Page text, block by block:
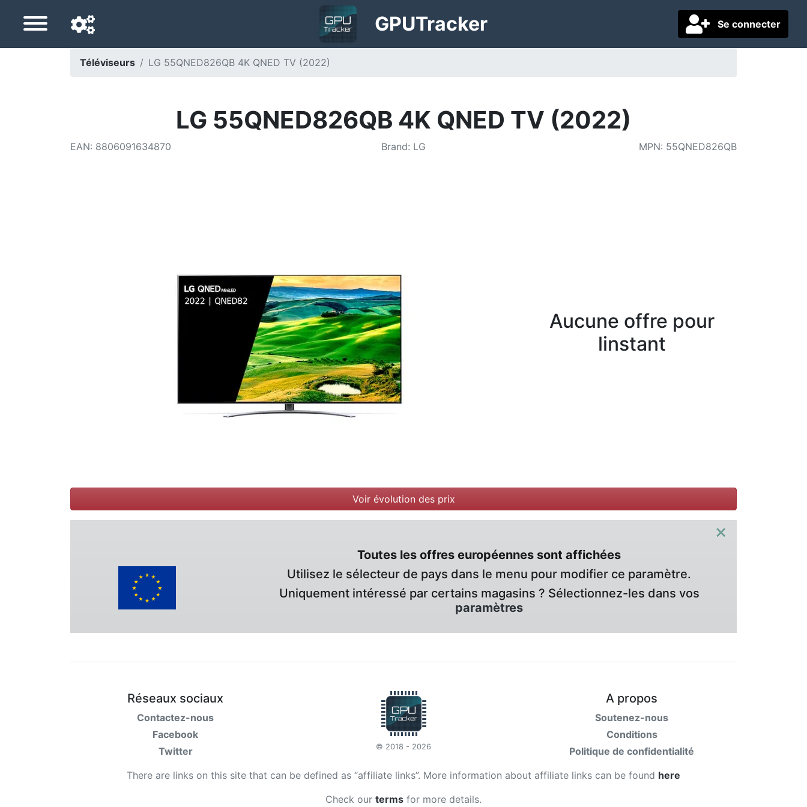
Se connecter
GPUTracker
Téléviseurs LG 55QNED826QB 4K QNED TV (2022)
LG 55QNED826QB 4K QNED TV (2022)
EAN: 8806091634870 Brand: LG MPN: 55QNED826QB
Aucune offre pour
linstant
Voir évolution des prix
×
Toutes les offres européennes sont affichées
Utilisez le sélecteur de pays dans le menu pour modifier ce paramètre.
Uniquement intéressé par certains magasins ? Sélectionnez-les dans vos
paramètres
Réseaux sociaux
Contactez-nous
Facebook
Twitter
© 2018 - 2026
A propos
Soutenez-nous
Conditions
Politique de confidentialité
There are links on this site that can be defined as “affiliate links”. More information about affiliate links can be found here
Check our terms for more details.